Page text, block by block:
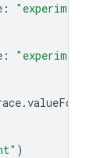
: "experiment"
: "experiment"
.
)